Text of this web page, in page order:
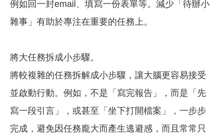
例如回一封email、填寫一份表單等。減少「待辦小
雜事」有助於專注在重要的任務上。
將大任務拆成小步驟。
將較複雜的任務拆解成小步驟，讓大腦更容易接受
並啟動行動。例如，不是「寫完報告」，而是「先
寫一段引言」，或甚至「坐下打開檔案」，一步步
完成，避免因任務龐大而產生逃避感，而且常常只